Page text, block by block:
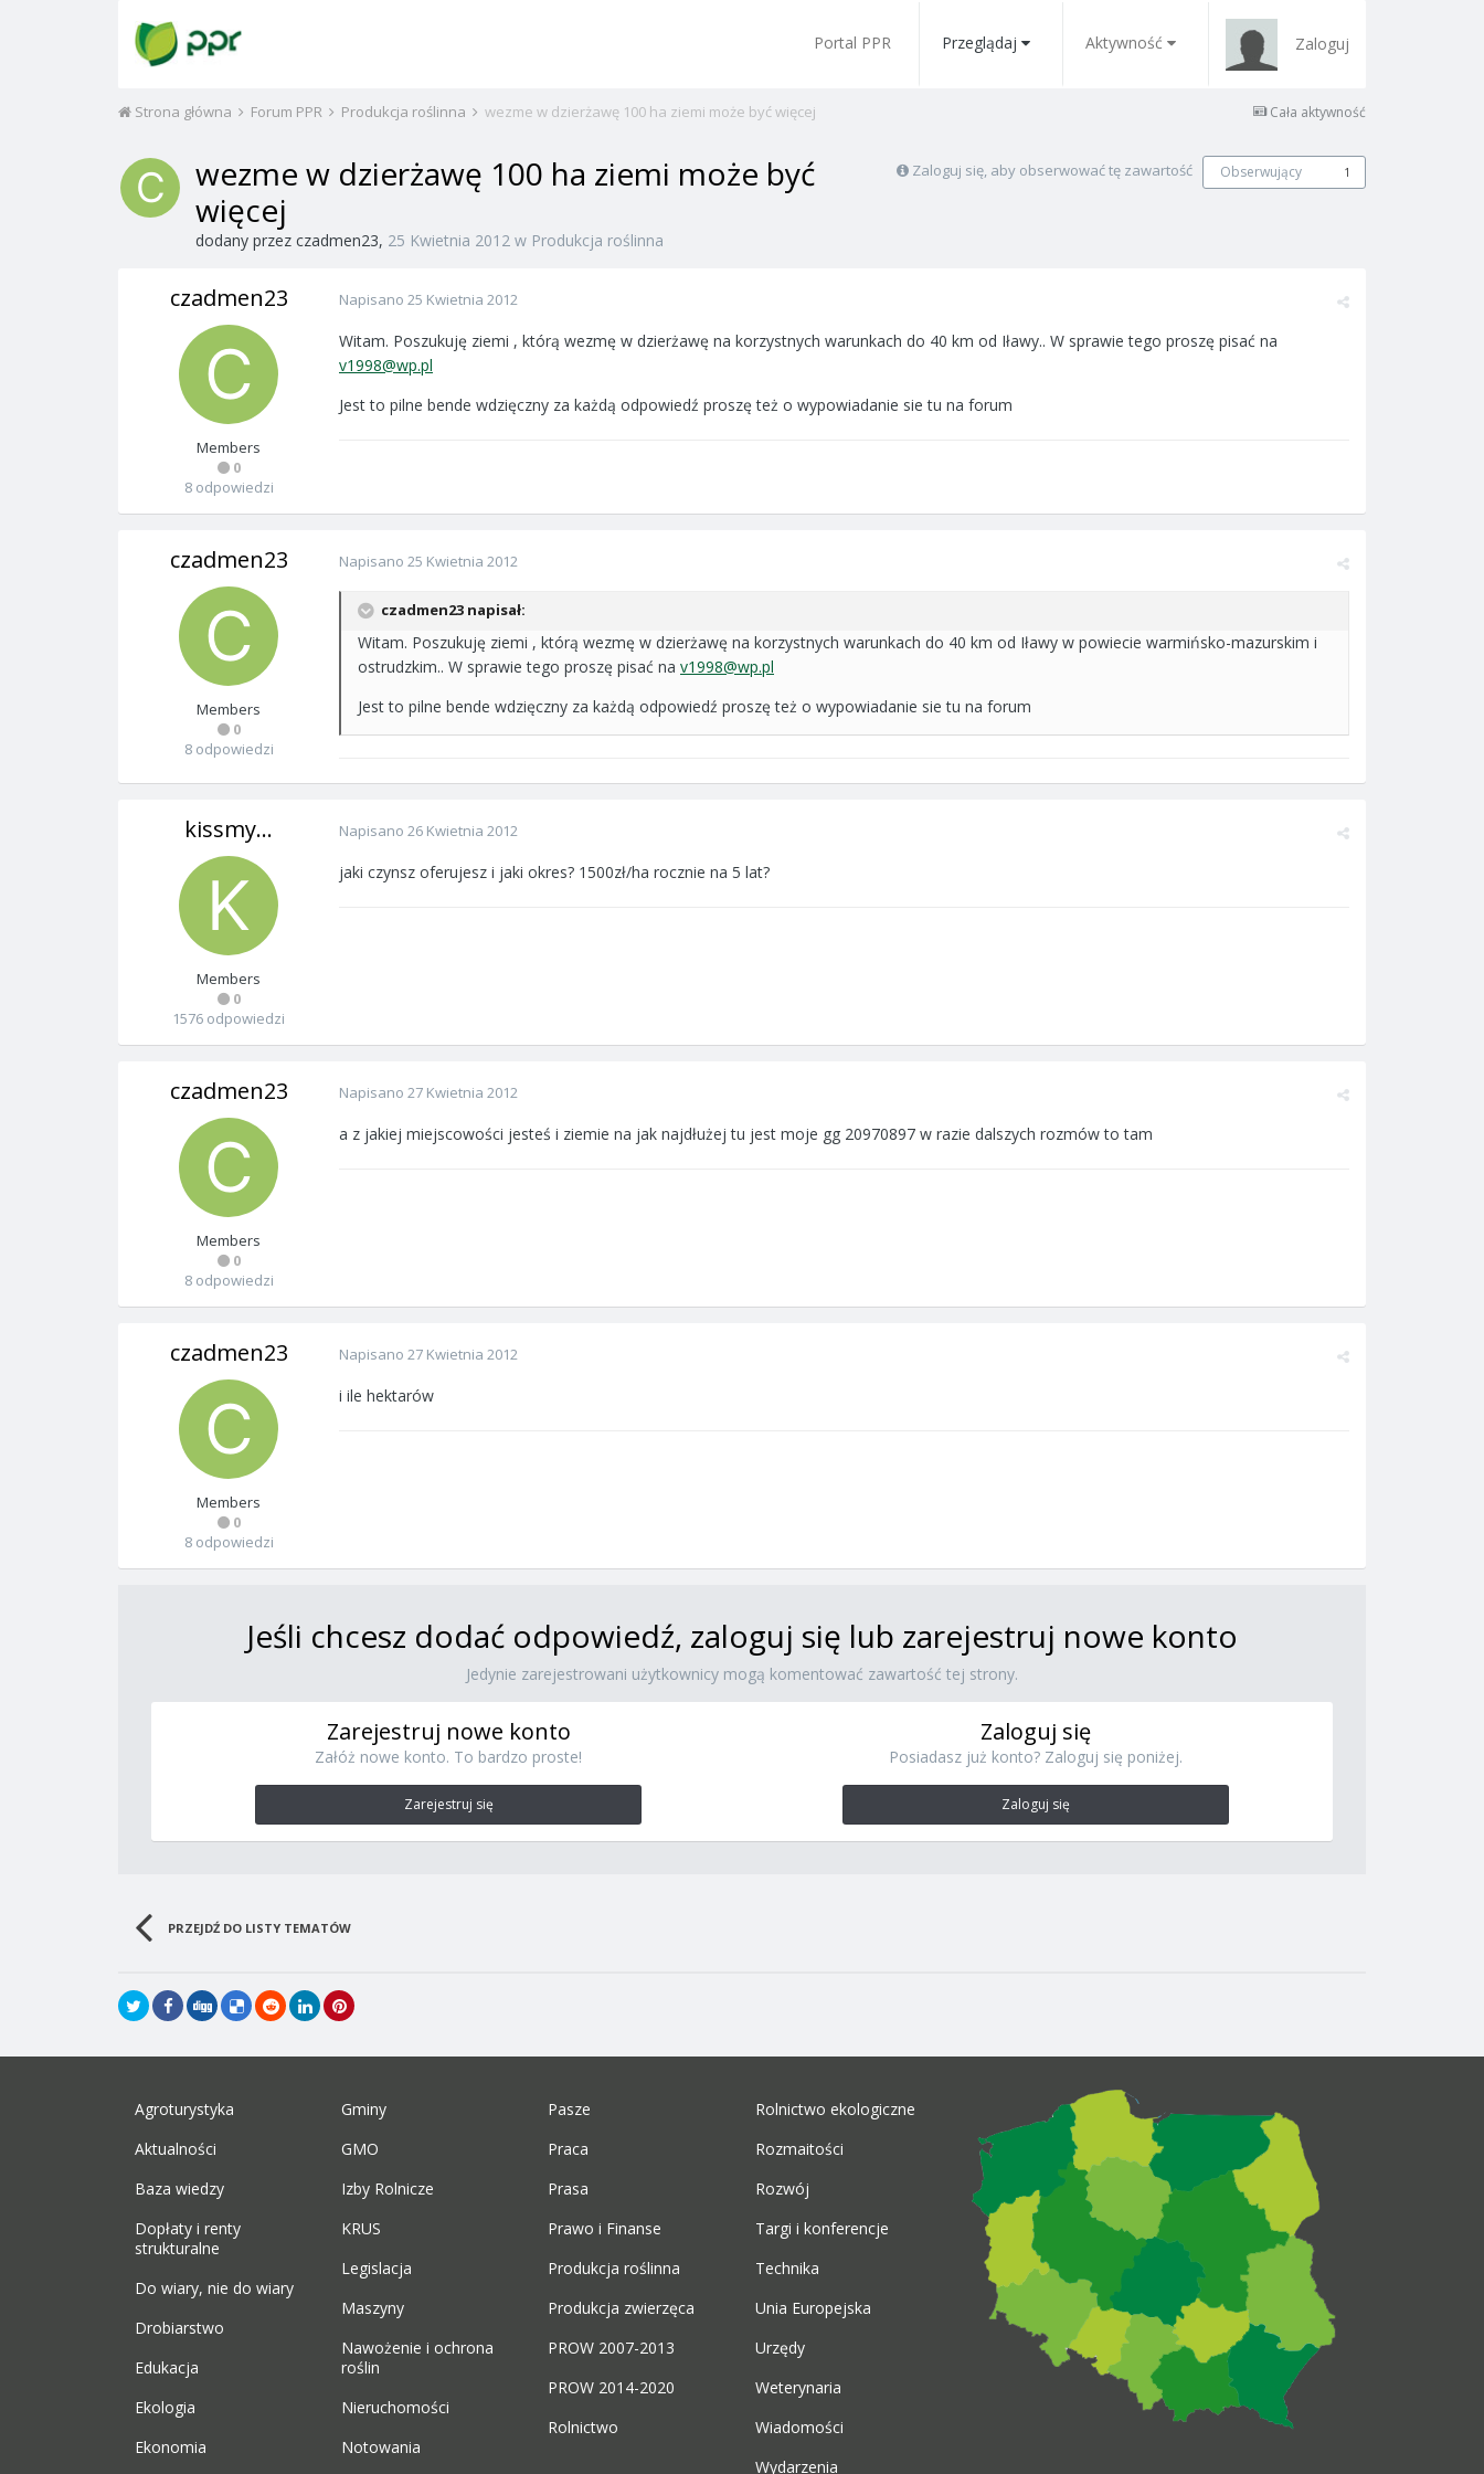
Portal PPR Przeglądaj Aktywność Zaloguj
Cała aktywność
Strona główna Forum PPR Produkcja roślinna wezme w dzierżawę 100 ha ziemi może być więcej
Zaloguj się, aby obserwować tę zawartość Obserwujący 1
wezme w dzierżawę 100 ha ziemi może być
więcej
dodany przez czadmen23, 25 Kwietnia 2012 w Produkcja roślinna
czadmen23
Members
0
8 odpowiedzi
Napisano 25 Kwietnia 2012
Witam. Poszukuję ziemi , którą wezmę w dzierżawę na korzystnych warunkach do 40 km od Iławy.. W sprawie tego proszę pisać na
v1998@wp.pl
Jest to pilne bende wdzięczny za każdą odpowiedź proszę też o wypowiadanie sie tu na forum
czadmen23
Members
0
8 odpowiedzi
Napisano 25 Kwietnia 2012
czadmen23 napisał:
Witam. Poszukuję ziemi , którą wezmę w dzierżawę na korzystnych warunkach do 40 km od Iławy w powiecie warmińsko-mazurskim i
ostrudzkim.. W sprawie tego proszę pisać na v1998@wp.pl
Jest to pilne bende wdzięczny za każdą odpowiedź proszę też o wypowiadanie sie tu na forum
kissmy...
Members
0
1576 odpowiedzi
Napisano 26 Kwietnia 2012
jaki czynsz oferujesz i jaki okres? 1500zł/ha rocznie na 5 lat?
czadmen23
Members
0
8 odpowiedzi
Napisano 27 Kwietnia 2012
a z jakiej miejscowości jesteś i ziemie na jak najdłużej tu jest moje gg 20970897 w razie dalszych rozmów to tam
czadmen23
Members
0
8 odpowiedzi
Napisano 27 Kwietnia 2012
i ile hektarów
Jeśli chcesz dodać odpowiedź, zaloguj się lub zarejestruj nowe konto
Jedynie zarejestrowani użytkownicy mogą komentować zawartość tej strony.
Zarejestruj nowe konto
Załóż nowe konto. To bardzo proste!
Zarejestruj się
Zaloguj się
Posiadasz już konto? Zaloguj się poniżej.
Zaloguj się
PRZEJDŹ DO LISTY TEMATÓW
Agroturystyka
Aktualności
Baza wiedzy
Dopłaty i renty
strukturalne
Do wiary, nie do wiary
Drobiarstwo
Edukacja
Ekologia
Ekonomia
Gminy
GMO
Izby Rolnicze
KRUS
Legislacja
Maszyny
Nawożenie i ochrona
roślin
Nieruchomości
Notowania
Pasze
Praca
Prasa
Prawo i Finanse
Produkcja roślinna
Produkcja zwierzęca
PROW 2007-2013
PROW 2014-2020
Rolnictwo
Rolnictwo ekologiczne
Rozmaitości
Rozwój
Targi i konferencje
Technika
Unia Europejska
Urzędy
Weterynaria
Wiadomości
Wydarzenia